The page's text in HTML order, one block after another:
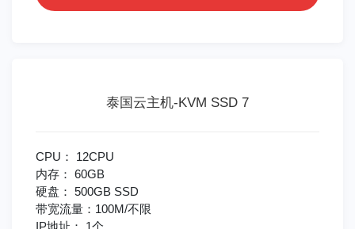
泰国云主机-KVM SSD 7
CPU： 12CPU
内存： 60GB
硬盘： 500GB SSD
带宽流量：100M/不限
IP地址： 1个